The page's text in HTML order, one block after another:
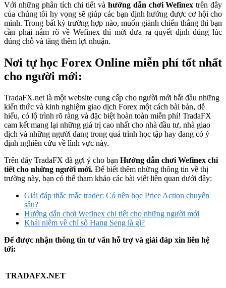
Với những phân tích chi tiết và hướng dẫn chơiWefinex trên đây
của chúng tôi hy vọng sẽ giúp các bạn định hướng được cơ hội cho
mình. Trong bất kỳ trường hợp nào, muốn giành chiến thắng thì bạn
cần phải nắm rõ về Wefinex thì mới đưa ra quyết định đúng lúc
đúng chỗ và tăng thêm lợi nhuận.
Nơi tự học Forex Online miễn phí tốt nhất
cho người mới:
TradaFX.net là một website cung cấp cho người mới bắt đầu những
kiến thức và kinh nghiệm giao dịch Forex một cách bài bản, dễ
hiểu, có lộ trình rõ ràng và đặc biệt hoàn toàn miễn phí! TradaFX
cam kết mang lại những giá trị cao nhất cho nhà đầu tư, nhà giao
dịch và những người đang trong quá trình học tập hay đang có ý
định nghiên cứu về lĩnh vực này.
Trên đây TradaFX đã gợi ý cho bạn Hướng dẫn chơi Wefinex chi
tiết cho những người mới. Để biết thêm những thông tin về thị
trường này, bạn có thể tham khảo các bài viết liên quan dưới đây:
Giải đáp thắc mắc trader: Có nên học Price Action chuyên
sâu?
Hướng dẫn chơi Wefinex chi tiết cho những người mới
Khái niệm về chỉ số Hang Seng là gì?
Để được nhận thông tin tư vấn hỗ trợ và giải đáp xin liên hệ
tới:
TRADAFX.NET